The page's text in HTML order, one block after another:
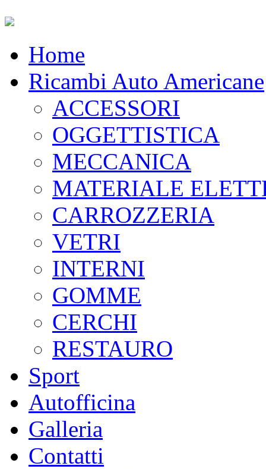
Home
Ricambi Auto Americane
ACCESSORI
OGGETTISTICA
MECCANICA
MATERIALE
CARROZZERIA
VETRI
INTERNI
GOMME
CERCHI
RESTAURO
Sport
Autofficina
Galleria
Contatti